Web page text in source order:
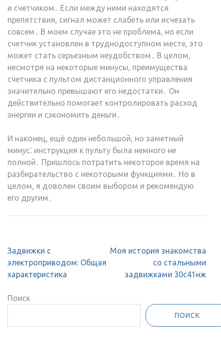
и счетчиком․ Если между ними находятся
препятствия, сигнал может слабеть или исчезать
совсем․ В моем случае это не проблема, но если
счетчик установлен в труднодоступном месте, это
может стать серьезным неудобством․ В целом,
несмотря на некоторые минусы, преимущества
счетчика с пультом дистанционного управления
значительно превышают его недостатки․ Он
действительно помогает контролировать расход
энергии и сэкономить деньги․
И наконец, ещё один небольшой, но заметный
минус⁚ инструкция к пульту была немного не
полной․ Пришлось потратить некоторое время на
разбирательство с некоторыми функциями․ Но в
целом, я доволен своим выбором и рекомендую
его другим․
Навигация
по
записям
Задвижки с
электроприводом: Общая
характеристика
Моя история знакомства
со стальными
задвижками 30с41нж
Поиск
ПОИСК